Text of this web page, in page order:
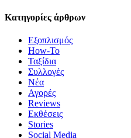
Κατηγορίες άρθρων
Εξοπλισμός
How-To
Ταξίδια
Συλλογές
Νέα
Αγορές
Reviews
Εκθέσεις
Stories
Social Media